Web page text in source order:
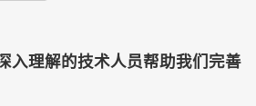
入理解的技术人员帮助我们完善